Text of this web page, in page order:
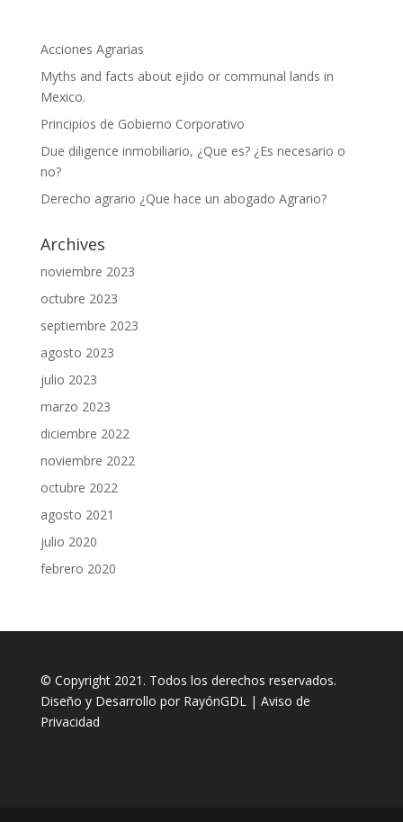
Acciones Agrarias
Myths and facts about ejido or communal lands in
Mexico.
Principios de Gobierno Corporativo
Due diligence inmobiliario, ¿Que es? ¿Es necesario o
no?
Derecho agrario ¿Que hace un abogado Agrario?
Archives
noviembre 2023
octubre 2023
septiembre 2023
agosto 2023
julio 2023
marzo 2023
diciembre 2022
noviembre 2022
octubre 2022
agosto 2021
julio 2020
febrero 2020
© Copyright 2021. Todos los derechos reservados.
Diseño y Desarrollo por RayónGDL | Aviso de
Privacidad